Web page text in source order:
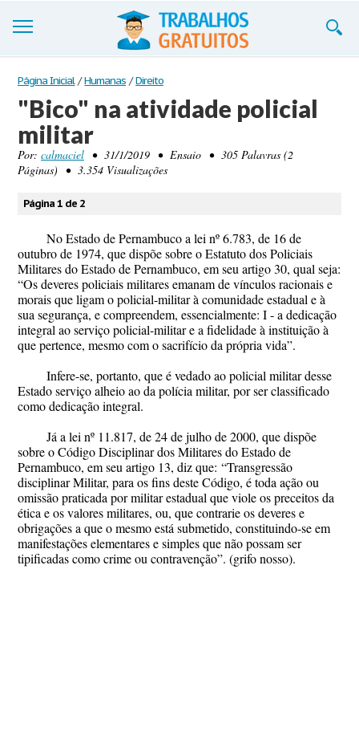
Trabalhos
Cadastre-se
Entre
Blog
Contate-nos
Página Inicial / Humanas / Direito
"Bico" na atividade policial
militar
Por: calmaciel • 31/1/2019 • Ensaio • 305 Palavras (2
Páginas) • 3.354 Visualizações
Página 1 de 2
No Estado de Pernambuco a lei nº 6.783, de 16 de
outubro de 1974, que dispõe sobre o Estatuto dos Policiais
Militares do Estado de Pernambuco, em seu artigo30, qual seja:
“Os deveres policiais militares emanam de vínculos racionais e
morais que ligam o policial-militar à comunidade estadual e à
sua segurança, e compreendem, essencialmente: I - a dedicação
integral ao serviço policial-militar e a fidelidade à instituição à
que pertence, mesmo com o sacrifício da própria vida”.
Infere-se, portanto, que é vedado ao policial militar desse
Estado serviço alheio ao da polícia militar, por ser classificado
como dedicação integral.
Já a lei nº 11.817, de 24 de julho de 2000, que dispõe
sobre o Código Disciplinar dos Militares do Estado de
Pernambuco, em seu artigo 13, diz que: “Transgressão
disciplinar Militar, para os fins deste Código, é toda ação ou
omissão praticada por militar estadual que viole os preceitos da
ética e os valores militares, ou, que contrarie os deveres e
obrigações a que o mesmo está submetido, constituindo-se em
manifestações elementares e simples que não possam ser
tipificadas como crime ou contravenção”. (grifo nosso).